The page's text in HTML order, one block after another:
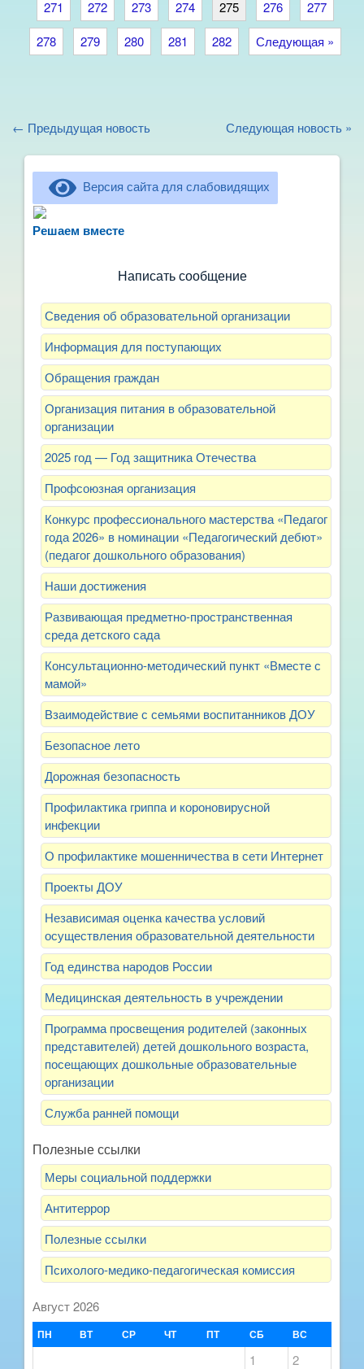
271 272 273 274 275 276
277
278
279 280 281 282 Следующая »
← Предыдущая новость Следующая новость »
Версия сайта для слабовидящих
Решаем вместерассказать о воспитателях? Знаете, как
Написать сообщение
Сведения об образовательной организации
Информация для поступающих
Обращения граждан
Организация питания в образовательной
организации
2025 год — Год защитника Отечества
Профсоюзная организация
Конкурс профессионального мастерства «Педагог
года 2026» в номинации «Педагогический дебют»
(педагог дошкольного образования)
Наши достижения
Развивающая предметно-пространственная
среда детского сада
Консультационно-методический пункт «Вместе с
мамой»
Взаимодействие с семьями воспитанников ДОУ
Безопасное лето
Дорожная безопасность
Профилактика гриппа и короновирусной
инфекции
О профилактике мошенничества в сети Интернет
Проекты ДОУ
Независимая оценка качества условий
осуществления образовательной деятельности
Год единства народов России
Медицинская деятельность в учреждении
Программа просвещения родителей (законных
представителей) детей дошкольного возраста,
посещающих дошкольные образовательные
организации
Служба ранней помощи
Полезные ссылки
Меры социальной поддержки
Антитеррор
Полезные ссылки
Психолого-медико-педагогическая комиссия
Август 2026
ПН ВТ СР ЧТ ПТ СБ ВС
1
2